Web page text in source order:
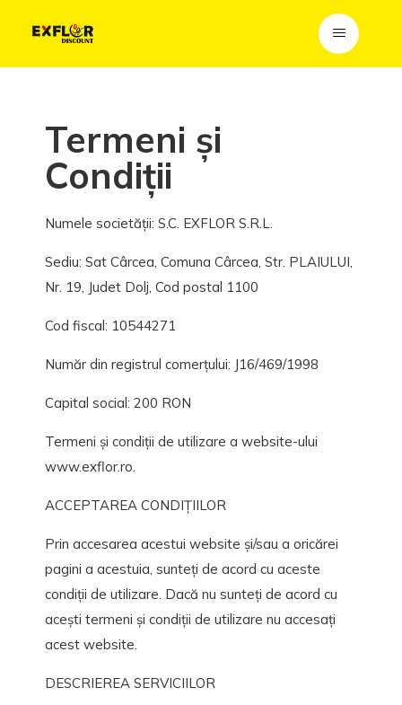
Termeni și
Condiții
Numele societății: S.C. EXFLOR S.R.L.
Sediu: Sat Cârcea, Comuna Cârcea, Str. PLAIULUI,
Nr. 19, Judet Dolj, Cod postal 1100
Cod fiscal: 10544271
Număr din registrul comerțului: J16/469/1998
Capital social: 200 RON
Termeni și condiții de utilizare a website-ului
www.exflor.ro.
ACCEPTAREA CONDIȚIILOR
Prin accesarea acestui website și/sau a oricărei
pagini a acestuia, sunteți de acord cu aceste
condiții de utilizare. Dacă nu sunteți de acord cu
acești termeni și condiții de utilizare nu accesați
acest website.
DESCRIEREA SERVICIILOR